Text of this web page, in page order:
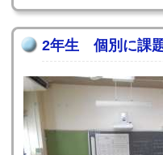
2年生 個別に課